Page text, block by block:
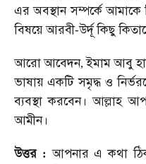
এর অবস্থান সম্পর্কে আমাকে
বিষয়েআরবী-উর্দূকিছু
আরোআবেদন,ইমামআবু
ভাষায় একটি সমৃদ্ধ ও
ব্যবস্থা করবেন। আল্লাহ
আমীন।
উত্তর: আপনার এ কথা